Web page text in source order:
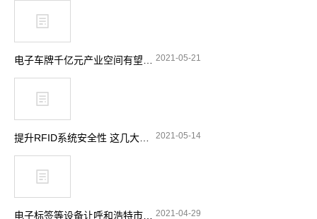
2021-05-21
2021-05-14
2021-04-29